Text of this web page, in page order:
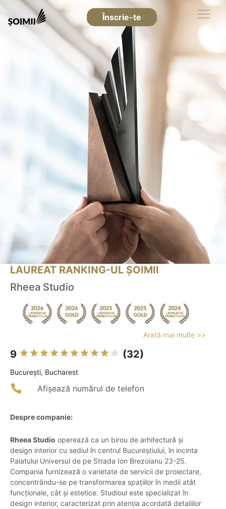
Înscrie-te
LAUREAT RANKING-UL ȘOIMII
Rheea Studio
Arată mai multe >>
9 (32)
Bucureşti, Bucharest
Afișează numărul de telefon
Despre companie:
Rheea Studio operează ca un birou de arhitectură și
design interior cu sediul în centrul Bucureștiului, în incinta
Palatului Universul de pe Strada Ion Brezoianu 23-25.
Compania furnizează o varietate de servicii de proiectare,
concentrându-se pe transformarea spațiilor în medii atât
funcționale, cât și estetice. Studioul este specializat în
design interior, caracterizat prin atenția acordată detaliilor